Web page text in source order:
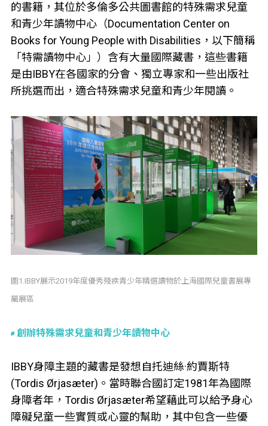
的書籍，其位於多倫多公共圖書館的特殊需求兒童
和青少年讀物中心（Documentation Center on
Books for Young People with Disabilities，以下簡稱
「特需讀物中心」）含有大量國際藏書，這些書籍
是由IBBY在各國家的分會、獨立專家和一些出版社
所挑選而出，適合特殊需求兒童和青少年閱讀。
圖1.IBBY展示2019年度優秀殘疾青少年精選讀物於上海國際兒童書展專
屬展區
創辦特殊需求兒童和青少年讀物中心
IBBY身障主題的藏書是發想自托迪絲·約賈斯特
(Tordis Ørjasæter)。當時聯合國訂定1981年為國際
身障者年，Tordis Ørjasæter希望藉此可以給予身心
障礙兒童一些實質或心靈的幫助，其中包含一些優